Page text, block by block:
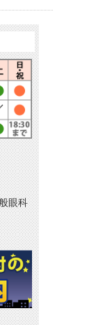
眼科